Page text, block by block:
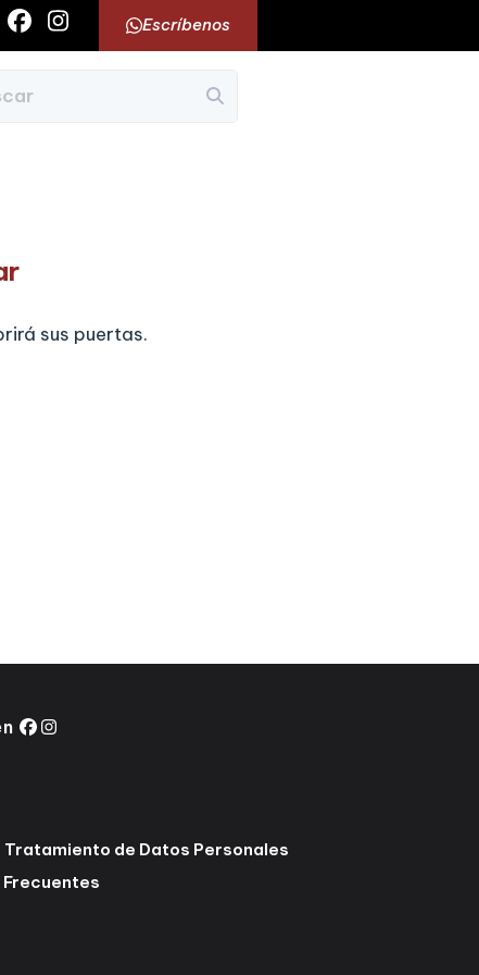
Escríbenos
sus puertas.
Tratamiento de Datos Personales